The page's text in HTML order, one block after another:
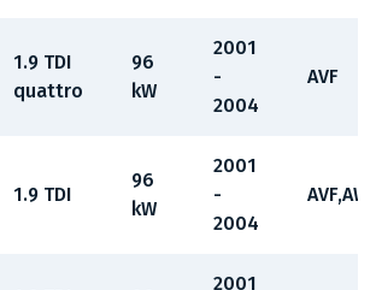
1.9 TDI
quattro
96
kW
2001
-
2004
AVF
1.9 TDI
96
kW
2001
-
2004
2001